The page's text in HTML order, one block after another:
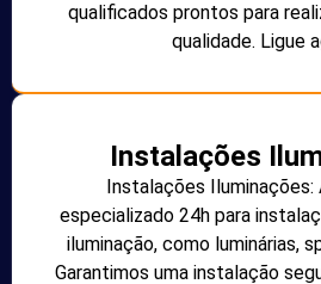
qualificados prontos para
qualidade. Ligue
Instalações
Instalações
especializado 24h para
iluminação, como luminárias,
Garantimos uma instalação